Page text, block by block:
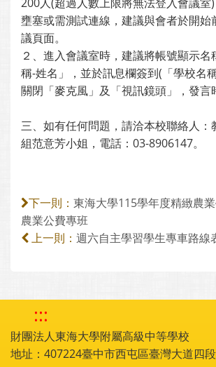
壅塞或需測試連線，建議與會者於開始
議頁面。
２、進入會議室時，建議將帳號顯示名
稱-姓名」，並於訊息欄簽到(「學校名
關閉「麥克風」及「視訊鏡頭」，發言
三、如有任何問題，請洽本校聯絡人：
組范意芳小姐，電話：03-8906147。
下一則： 東海大學115學年度精緻農
農業公費專班
上一則： 週六自主學習學生專車路線
:::
財團法人東海大學附屬高級中等學校
地址：407224臺中市西屯區臺灣大道四